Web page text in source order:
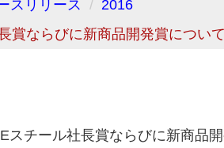
スリリース
2016
賞ならびに新商品開発賞につい
スチール社長賞ならびに新商品